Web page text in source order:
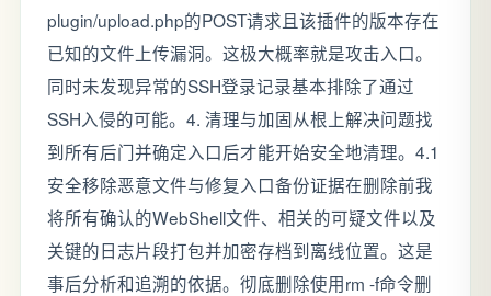
plugin/upload.php的POST请求且该插件的版本存在
已知的文件上传漏洞。这极大概率就是攻击入口。
同时未发现异常的SSH登录记录基本排除了通过
SSH入侵的可能。4. 清理与加固从根上解决问题找
到所有后门并确定入口后才能开始安全地清理。4.1
安全移除恶意文件与修复入口备份证据在删除前我
将所有确认的WebShell文件、相关的可疑文件以及
关键的日志片段打包并加密存档到离线位置。这是
事后分析和追溯的依据。彻底删除使用rm -f命令删